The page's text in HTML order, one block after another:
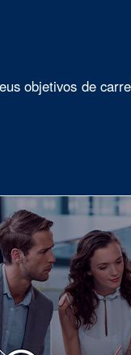
objetivos de